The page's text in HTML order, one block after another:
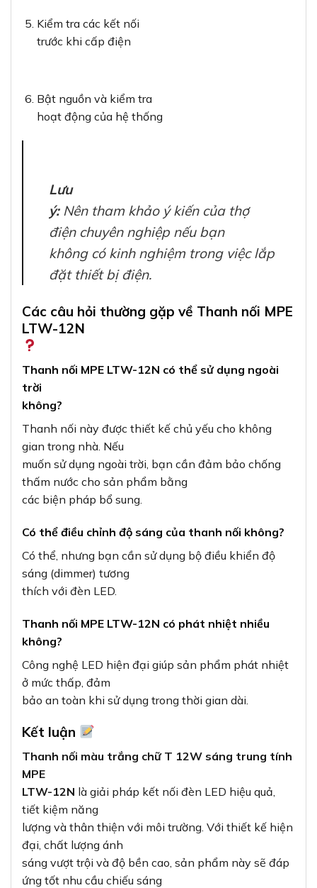
Kiểm tra các kết nối
trước khi cấp điện
Bật nguồn và kiểm tra
hoạt động của hệ thống
Lưu
ý:Nên tham khảo ý kiến của thợ
điện chuyên nghiệp nếu bạn
không có kinh nghiệm trong việc lắp
đặt thiết bị điện.
Các câu hỏi thường gặp về Thanh nối MPE
LTW-12N
Thanh nối MPE LTW-12N có thể sử dụng ngoài
trời
không?
Thanh nối này được thiết kế chủ yếu cho không
gian trong nhà. Nếu
muốn sử dụng ngoài trời, bạn cần đảm bảo chống
thấm nước cho sản phẩm bằng
các biện pháp bổ sung.
Có thể điều chỉnh độ sáng của thanh nối không?
Có thể, nhưng bạn cần sử dụng bộ điều khiển độ
sáng (dimmer) tương
thích với đèn LED.
Thanh nối MPE LTW-12N có phát nhiệt nhiều
không?
Công nghệ LED hiện đại giúp sản phẩm phát nhiệt
ở mức thấp, đảm
bảo an toàn khi sử dụng trong thời gian dài.
Kết luận
Thanh nối màu trắng chữ T 12W sáng trung tính
MPE
LTW-12N là giải pháp kết nối đèn LED hiệu quả,
tiết kiệm năng
lượng và thân thiện với môi trường. Với thiết kế hiện
đại, chất lượng ánh
sáng vượt trội và độ bền cao, sản phẩm này sẽ đáp
ứng tốt nhu cầu chiếu sáng